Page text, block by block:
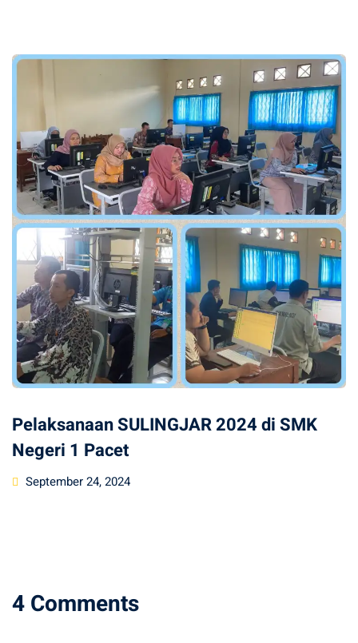
Pelaksanaan SULINGJAR 2024 di SMK
Negeri 1 Pacet
Posted
September 24, 2024
4 Comments